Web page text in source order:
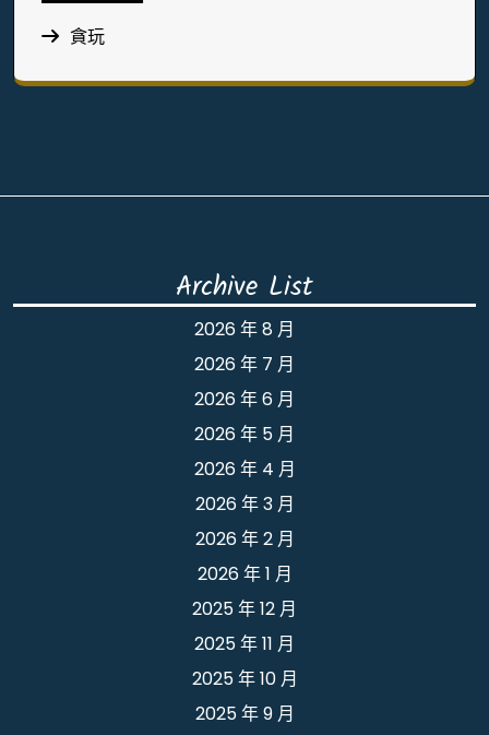
貪玩
Archive List
2026 年 8 月
2026 年 7 月
2026 年 6 月
2026 年 5 月
2026 年 4 月
2026 年 3 月
2026 年 2 月
2026 年 1 月
2025 年 12 月
2025 年 11 月
2025 年 10 月
2025 年 9 月